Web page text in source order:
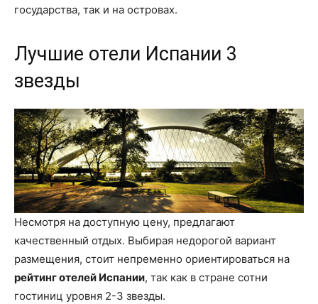
государства, так и на островах.
Лучшие отели Испании 3
звезды
Несмотря на доступную цену, предлагают
качественный отдых. Выбирая недорогой вариант
размещения, стоит непременно ориентироваться на
рейтинг отелей Испании, так как в стране сотни
гостиниц уровня 2-3 звезды.